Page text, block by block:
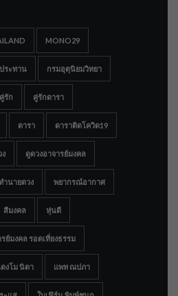
MONO29
ระทาน กรมอุตุนิยมวิทยา
คู่รัก คู่รักดารา
ดารา ดาราติดโควิด19
ง ดูดวงอาจารย์มงคล
ำนายดวง พยากรณ์อากาศ
สีมงคล หุ่นดี
รย์มงคล รอดเที่ยงธรรม
งโม นิดา แพท ณปภา